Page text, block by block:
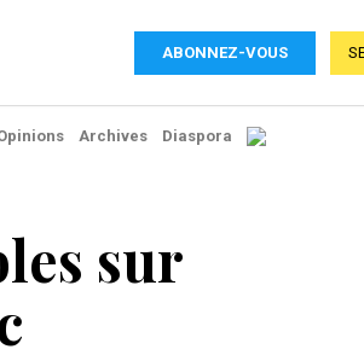
ABONNEZ-VOUS
Archives Diaspora
sur